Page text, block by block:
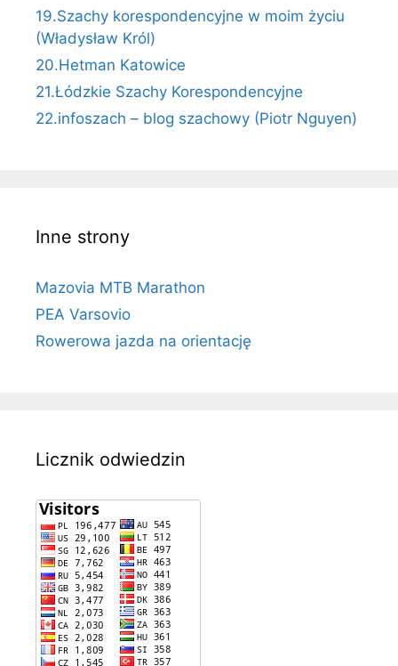
19.Szachy korespondencyjne w moim życiu
(Władysław Król)
20.Hetman Katowice
21.Łódzkie Szachy Korespondencyjne
22.infoszach – blog szachowy (Piotr Nguyen)
Inne strony
Mazovia MTB Marathon
PEA Varsovio
Rowerowa jazda na orientację
Licznik odwiedzin